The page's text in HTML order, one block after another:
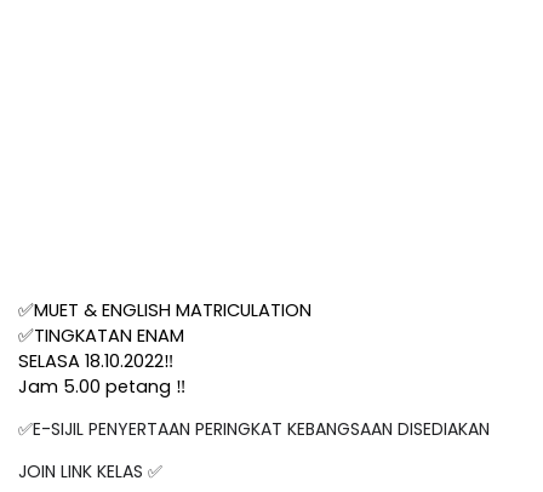
✅MUET & ENGLISH MATRICULATION
✅TINGKATAN ENAM
SELASA 18.10.2022‼️
Jam 5.00 petang ‼️
✅E-SIJIL PENYERTAAN PERINGKAT KEBANGSAAN DISEDIAKAN
JOIN LINK KELAS ✅